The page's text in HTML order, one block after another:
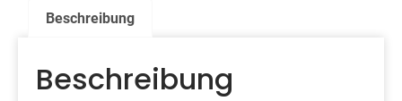
Beschreibung
Beschreibung